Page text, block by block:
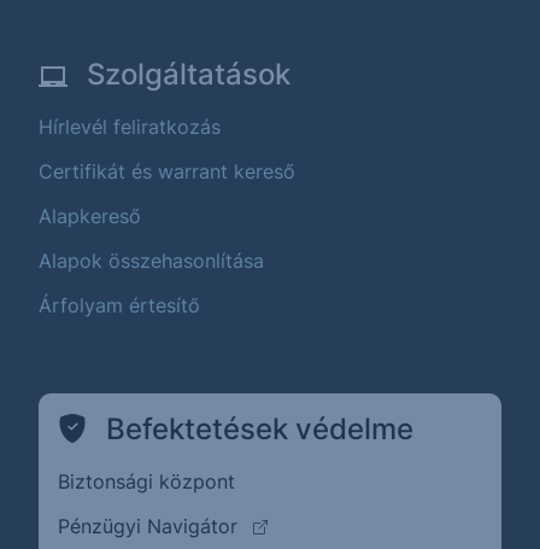
Szolgáltatások
Hírlevél feliratkozás
Certifikát és warrant kereső
Alapkereső
Alapok összehasonlítása
Árfolyam értesítő
Befektetések védelme
Biztonsági központ
Pénzügyi Navigátor
(külső oldalra ugrik)